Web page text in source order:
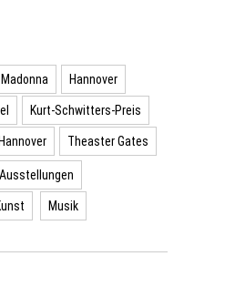
Hannover
Kurt-Schwitters-Preis
Theaster Gates
Ausstellungen
Musik